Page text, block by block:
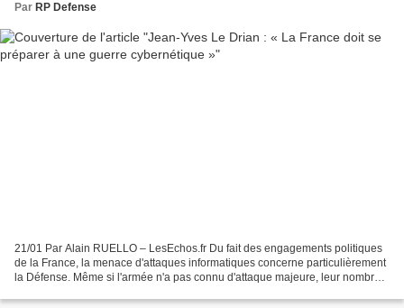
Par RP Defense
21/01 Par Alain RUELLO – LesEchos.fr Du fait des engagements politiques
de la France, la menace d'attaques informatiques concerne particulièrement
la Défense. Même si l'armée n'a pas connu d'attaque majeure, leur nombre a